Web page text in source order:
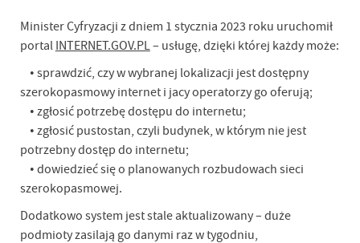
Minister Cyfryzacji z dniem 1 stycznia 2023 roku uruchomił
portal INTERNET.GOV.PL– usługę, dzięki której każdy może:
• sprawdzić, czy w wybranej lokalizacji jest dostępny
szerokopasmowy internet i jacy operatorzy go oferują;
• zgłosić potrzebę dostępu do internetu;
• zgłosić pustostan, czyli budynek, w którym nie jest
potrzebny dostęp do internetu;
• dowiedzieć się o planowanych rozbudowach sieci
szerokopasmowej.
Dodatkowo system jest stale aktualizowany – duże
podmioty zasilają go danymi raz w tygodniu,